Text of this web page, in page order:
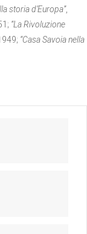
storia d’Europa”,
“La Rivoluzione
“Casa Savoia nella